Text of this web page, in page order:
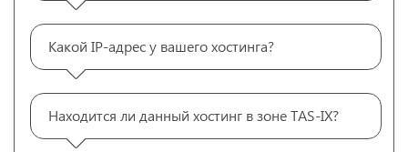
Какой IP-адрес у вашего хостинга?
Находится ли данный хостинг в зоне TAS-IX?